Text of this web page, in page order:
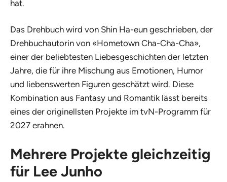
hat.
Das Drehbuch wird von Shin Ha-eun geschrieben, der
Drehbuchautorin von «Hometown Cha-Cha-Cha»,
einer der beliebtesten Liebesgeschichten der letzten
Jahre, die für ihre Mischung aus Emotionen, Humor
und liebenswerten Figuren geschätzt wird. Diese
Kombination aus Fantasy und Romantik lässt bereits
eines der originellsten Projekte im tvN-Programm für
2027 erahnen.
Mehrere Projekte gleichzeitig
für Lee Junho